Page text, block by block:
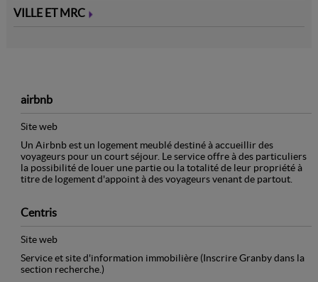
VILLE ET MRC
airbnb
Site web
Un Airbnb est un logement meublé destiné à accueillir des
voyageurs pour un court séjour. Le service offre à des particuliers
la possibilité de louer une partie ou la totalité de leur propriété à
titre de logement d'appoint à des voyageurs venant de partout.
Centris
Site web
Service et site d'information immobilière (Inscrire Granby dans la
section recherche.)